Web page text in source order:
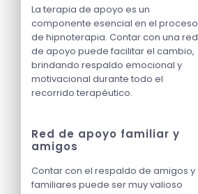
La terapia de apoyo es un
componente esencial en el proceso
de hipnoterapia. Contar con una red
de apoyo puede facilitar el cambio,
brindando respaldo emocional y
motivacional durante todo el
recorrido terapéutico.
Red de apoyo familiar y
amigos
Contar con el respaldo de amigos y
familiares puede ser muy valioso